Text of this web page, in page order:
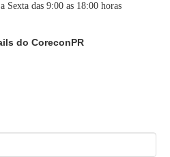
Sexta das 9:00 as 18:00 horas
do CoreconPR